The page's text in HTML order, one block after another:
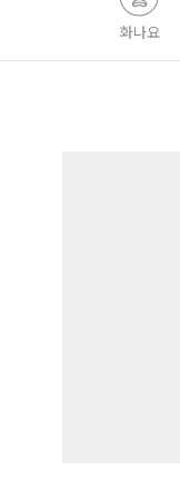
화나요